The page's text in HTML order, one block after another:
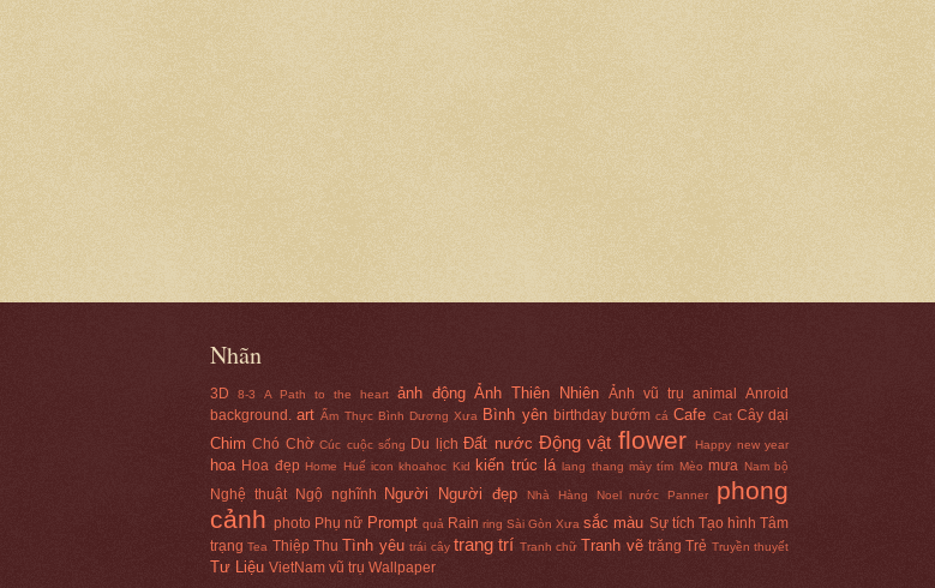
Nhãn
3D 8-3 A Path to the heart ảnh động Ảnh Thiên Nhiên Ảnh vũ trụ animal
Anroid
background.
art Ẩm Thực Bình Dương Xưa Bình yên birthday bướm cá Cafe Cat Cây dại
Chim Chó Chờ Cúc cuộc sống Du lịch Đất nước Động vật flower Happy new year
hoa Hoa đẹp Home Huế icon khoahoc Kid kiến trúc lá lang thang mày tím Mèo mưa Nam bộ
Nghệ thuật Ngộ nghĩnh Người Người đẹp Nhà Hàng Noel nước Panner
phong
cảnh photo Phụ nữ Prompt quả Rain ring Sài Gòn Xưa sắc màu Sự tích Tạo hình Tâm
trạng Tea Thiệp Thu Tình yêu trái cây trang trí Tranh chữ Tranh vẽ trăng Trẻ Truyền thuyết
Tư Liệu VietNam vũ trụ Wallpaper